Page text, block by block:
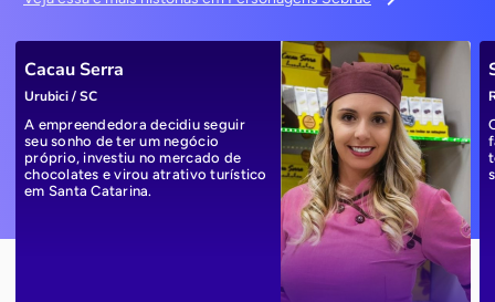
Cacau Serra
Urubici / SC
A empreendedora decidiu seguir
seu sonho de ter um negócio
próprio, investiu no mercado de
chocolates e virou atrativo turístico
em Santa Catarina.